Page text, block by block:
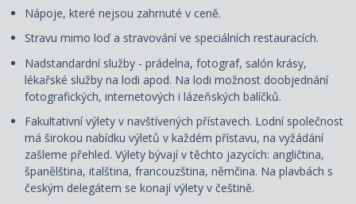
Nápoje, které nejsou zahrnuté v ceně.
Stravu mimo loď a stravování ve speciálních restauracích.
Nadstandardní služby - prádelna, fotograf, salón krásy,
lékařské služby na lodi apod. Na lodi možnost doobjednání
fotografických, internetových i lázeňských balíčků.
Fakultativní výlety v navštívených přístavech. Lodní společnost
má širokou nabídku výletů v každém přístavu, na vyžádání
zašleme přehled. Výlety bývají v těchto jazycích: angličtina,
španělština, italština, francouzština, němčina. Na plavbách s
českým delegátem se konají výlety v češtině.